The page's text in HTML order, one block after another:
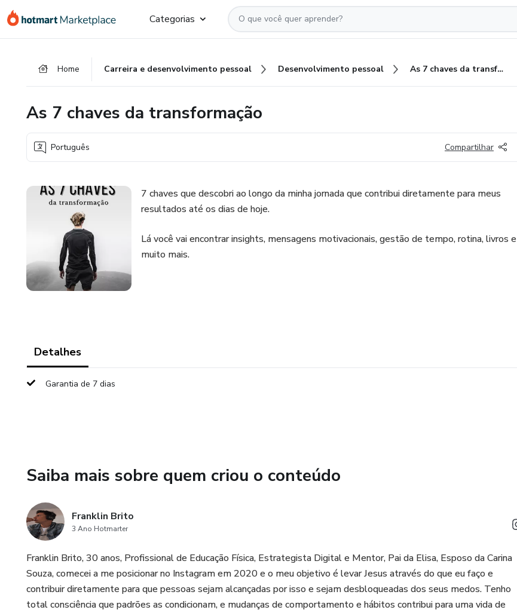
para
para
para
Categorias
Home Carreira e desenvolvimento pessoal Desenvolvimento pessoal As 7 chaves da transformação
As 7 chaves da transformação
Português Compartilhar
7 chaves que descobri ao longo da minha jornada que contribui diretamente para meus
resultados até os dias de hoje.
Lá você vai encontrar insights, mensagens motivacionais, gestão de tempo, rotina, livros e
muito mais.
Detalhes
Garantia de 7 dias
Saiba mais sobre quem criou o conteúdo
Franklin Brito
3 Ano Hotmarter
Franklin Brito, 30 anos, Profissional de Educação Física, Estrategista Digital e Mentor, Pai da Elisa, Esposo da Carina
Souza, comecei a me posicionar no Instagram em 2020 e o meu objetivo é levar Jesus através do que eu faço e
contribuir diretamente para que pessoas sejam alcançadas por isso e sejam desbloqueadas dos seus medos. Tenho
total consciência que padrões as condicionam, e mudanças de comportamento e hábitos contribui para uma vida de